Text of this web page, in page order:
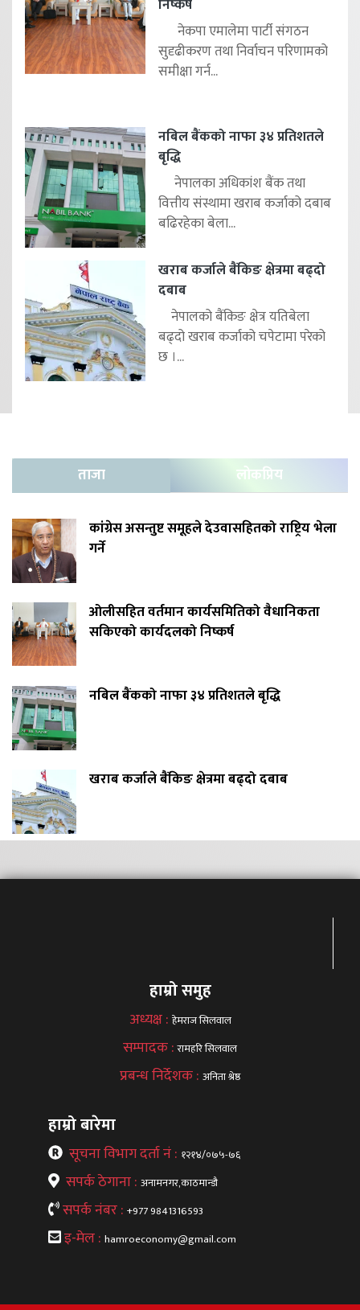
निष्कर्ष
नेकपा एमालेमा पार्टी संगठन
सुदृढीकरण तथा निर्वाचन परिणामको
समीक्षा गर्न...
नबिल बैंकको नाफा ३४ प्रतिशतले
बृद्धि
नेपालका अधिकांश बैंक तथा
वित्तीय संस्थामा खराब कर्जाको दबाब
बढिरहेका बेला...
खराब कर्जाले बैंकिङ क्षेत्रमा बढ्दो
दबाब
नेपालको बैंकिङ क्षेत्र यतिबेला
बढ्दो खराब कर्जाको चपेटामा परेको
छ ।...
ताजा लोकप्रिय
कांग्रेस असन्तुष्ट समूहले देउवासहितको राष्ट्रिय भेला
गर्ने
ओलीसहित वर्तमान कार्यसमितिको वैधानिकता
सकिएको कार्यदलको निष्कर्ष
नबिल बैंकको नाफा ३४ प्रतिशतले बृद्धि
खराब कर्जाले बैंकिङ क्षेत्रमा बढ्दो दबाब
हाम्रो समुह
अध्यक्ष : हेमराज सिलवाल
सम्पादक :रामहरि सिलवाल
प्रबन्ध निर्देशक : अनिता श्रेष्ठ
हाम्रो बारेमा
सूचना विभाग दर्ता नं : १२१४/०७५-७६
सपर्क ठेगाना : अनामनगर,काठमान्डौ
सपर्क नंबर : +977 9841316593
इ-मेल : hamroeconomy@gmail.com